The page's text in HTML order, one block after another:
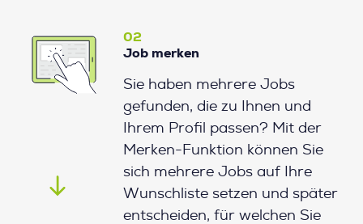
02
Job merken
Sie haben mehrere Jobs
gefunden, die zu Ihnen und
Ihrem Profil passen? Mit der
Merken-Funktion können Sie
sich mehrere Jobs auf Ihre
Wunschliste setzen und später
entscheiden, für welchen Sie